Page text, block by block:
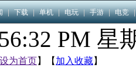
| 下载 | 单机 | 电玩 | 手游 | 电竞 |
PM 星
设为首页】【 加入收藏】